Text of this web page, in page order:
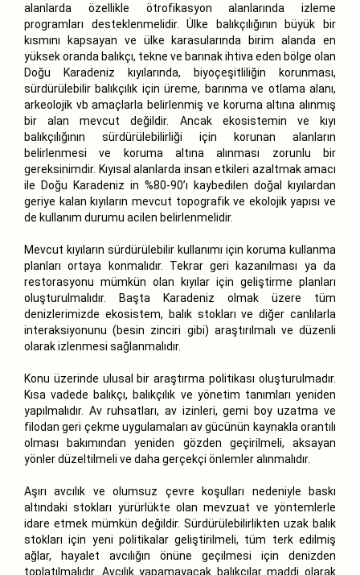
alanlarda özellikle ötrofikasyon alanlarında izleme
programları desteklenmelidir. Ülke balıkçılığının büyük bir
kısmını kapsayan ve ülke karasularında birim alanda en
yüksek oranda balıkçı, tekne ve barınak ihtiva eden bölge olan
Doğu Karadeniz kıyılarında, biyoçeşitliliğin korunması,
sürdürülebilir balıkçılık için üreme, barınma ve otlama alanı,
arkeolojik vb amaçlarla belirlenmiş ve koruma altına alınmış
bir alan mevcut değildir. Ancak ekosistemin ve kıyı
balıkçılığının sürdürülebilirliği için korunan alanların
belirlenmesi ve koruma altına alınması zorunlu bir
gereksinimdir. Kıyısal alanlarda insan etkileri azaltmak amacı
ile Doğu Karadeniz in %80-90’ı kaybedilen doğal kıyılardan
geriye kalan kıyıların mevcut topografik ve ekolojik yapısı ve
de kullanım durumu acilen belirlenmelidir.
Mevcut kıyıların sürdürülebilir kullanımı için koruma kullanma
planları ortaya konmalıdır. Tekrar geri kazanılması ya da
restorasyonu mümkün olan kıyılar için geliştirme planları
oluşturulmalıdır. Başta Karadeniz olmak üzere tüm
denizlerimizde ekosistem, balık stokları ve diğer canlılarla
interaksiyonunu (besin zinciri gibi) araştırılmalı ve düzenli
olarak izlenmesi sağlanmalıdır.
Konu üzerinde ulusal bir araştırma politikası oluşturulmadır.
Kısa vadede balıkçı, balıkçılık ve yönetim tanımları yeniden
yapılmalıdır. Av ruhsatları, av izinleri, gemi boy uzatma ve
filodan geri çekme uygulamaları av gücünün kaynakla orantılı
olması bakımından yeniden gözden geçirilmeli, aksayan
yönler düzeltilmeli ve daha gerçekçi önlemler alınmalıdır.
Aşırı avcılık ve olumsuz çevre koşulları nedeniyle baskı
altındaki stokları yürürlükte olan mevzuat ve yöntemlerle
idare etmek mümkün değildir. Sürdürülebilirlikten uzak balık
stokları için yeni politikalar geliştirilmeli, tüm terk edilmiş
ağlar, hayalet avcılığın önüne geçilmesi için denizden
toplatılmalıdır. Avcılık yapamayacak balıkçılar maddi olarak